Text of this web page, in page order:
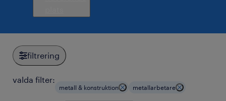
filtrering
valda filter:
metall & konstruktion metallarbetare